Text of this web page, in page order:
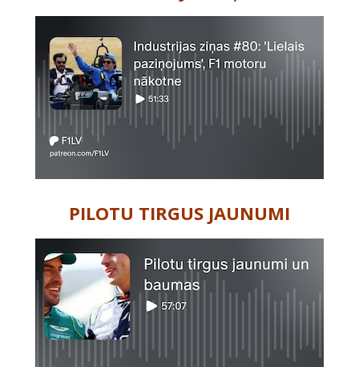
PILOTU TIRGUS JAUNUMI